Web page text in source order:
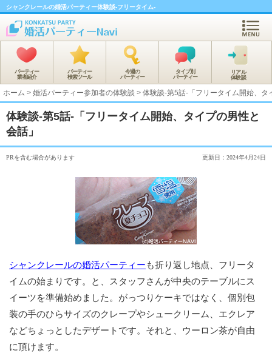
シャンクレールの婚活パーティー体験談-フリータイム-
パーティー
業者紹介
パーティー
検索ツール
今週の
パーティー
タイプ別
パーティー
リアル
体験談
ホーム > 婚活パーティー参加者の体験談 > 体験談-第5話-「フリータイム開始、タ
体験談-第5話-「フリータイム開始、タイプの男性と
会話」
PRを含む場合があります 更新日：2024年4月24日
シャンクレールの婚活パーティー も折り返し地点、フリータ
イムの始まりです。と、スタッフさんが中央のテーブルにス
イーツを準備始めました。がっつりケーキではなく、個別包
装の手のひらサイズのクレープやシュークリーム、エクレア
などちょっとしたデザートです。それと、ウーロン茶が自由
に頂けます。